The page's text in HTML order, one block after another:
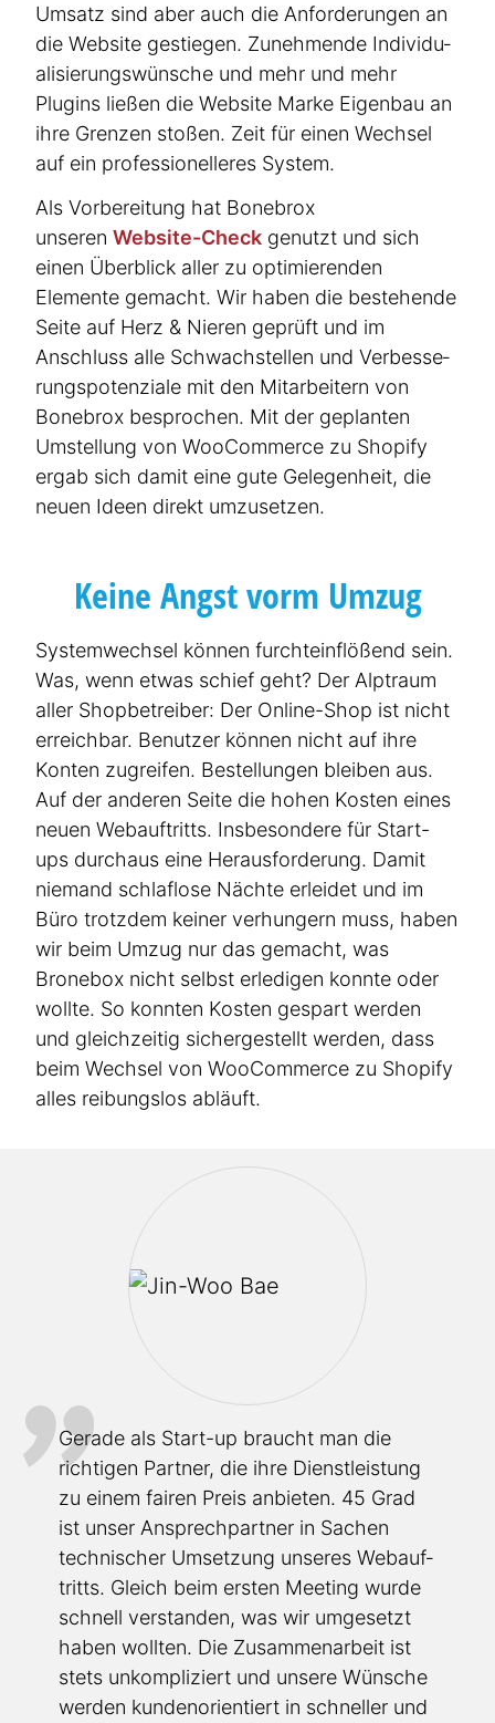
Umsatz sind aber auch die Anfor­de­rungen an
die Website gestiegen. Zunehmende Indivi­du­
a­li­sie­rungs­wünsche und mehr und mehr
Plugins ließen die Website Marke Eigenbau an
ihre Grenzen stoßen. Zeit für einen Wechsel
auf ein profes­si­o­nel­leres System.
Als Vorbe­reitung hat Bonebrox
unseren Website-Check genutzt und sich
einen Überblick aller zu optimie­renden
Elemente gemacht. Wir haben die bestehende
Seite auf Herz & Nieren geprüft und im
Anschluss alle Schwach­stellen und Verbes­se­
rungs­po­ten­ziale mit den Mitar­beitern von
Bonebrox besprochen. Mit der geplanten
Umstellung von WooCommerce zu Shopify
ergab sich damit eine gute Gelegenheit, die
neuen Ideen direkt umzusetzen.
Keine Angst vorm Umzug
System­wechsel können furcht­ein­flößend sein.
Was, wenn etwas schief geht? Der Alptraum
aller Shopbe­treiber: Der Online-Shop ist nicht
erreichbar. Benutzer können nicht auf ihre
Konten zugreifen. Bestel­lungen bleiben aus.
Auf der anderen Seite die hohen Kosten eines
neuen Webauf­tritts. Insbe­sondere für Start-
ups durchaus eine Heraus­for­derung. Damit
niemand schlaflose Nächte erleidet und im
Büro trotzdem keiner verhungern muss, haben
wir beim Umzug nur das gemacht, was
Bronebox nicht selbst erledigen konnte oder
wollte. So konnten Kosten gespart werden
und gleich­zeitig sicher­ge­stellt werden, dass
beim Wechsel von WooCommerce zu Shopify
alles reibungslos abläuft.
Gerade als Start-up braucht man die
richtigen Partner, die ihre Dienst­leistung
zu einem fairen Preis anbieten. 45 Grad
ist unser Ansprech­partner in Sachen
technischer Umsetzung unseres Webauf­
tritts. Gleich beim ersten Meeting wurde
schnell verstanden, was wir umgesetzt
haben wollten. Die Zusam­me­n­a­rbeit ist
stets unkom­pli­ziert und unsere Wünsche
werden kunde­n­o­ri­en­tiert in schneller und